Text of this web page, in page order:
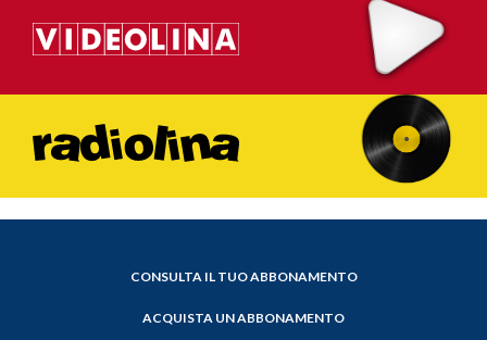
CONSULTA IL TUO ABBONAMENTO
ACQUISTA UN ABBONAMENTO